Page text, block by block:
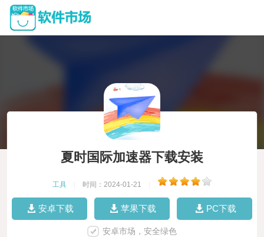
夏时国际加速器下载安装
工具 时间：2024-01-21
安卓下载 苹果下载 PC下载
安卓市场，安全绿色